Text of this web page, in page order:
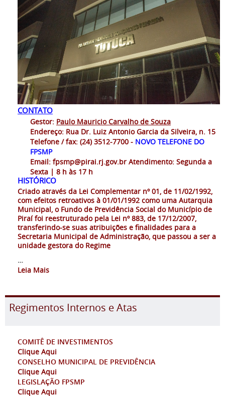
CONTATO
Gestor: Paulo Mauricio Carvalho de Souza
Endereço: Rua Dr. Luiz Antonio Garcia da Silveira, n. 15
Telefone / fax: (24) 3512-7700 - NOVO TELEFONE DO
FPSMP
Email: fpsmp@pirai.rj.gov.br Atendimento: Segunda a
Sexta | 8 h às 17 h
HISTÓRICO
Criado através da Lei Complementar nº 01, de 11/02/1992,
com efeitos retroativos à 01/01/1992 como uma Autarquia
Municipal, o Fundo de Previdência Social do Município de
Piraí foi reestruturado pela Lei nº 883, de 17/12/2007,
transferindo-se suas atribuições e finalidades para a
Secretaria Municipal de Administração, que passou a ser a
unidade gestora do Regime
…
Leia Mais
Regimentos Internos e Atas
COMITÊ DE INVESTIMENTOS
Clique Aqui
CONSELHO MUNICIPAL DE PREVIDÊNCIA
Clique Aqui
LEGISLAÇÃO FPSMP
Clique Aqui